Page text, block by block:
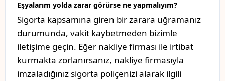
Eşyalarım yolda zarar görürse ne yapmalıyım?
Sigorta kapsamına giren bir zarara uğramanız
durumunda, vakit kaybetmeden bizimle
iletişime geçin. Eğer nakliye firması ile irtibat
kurmakta zorlanırsanız, nakliye firmasıyla
imzaladığınız sigorta poliçenizi alarak ilgili